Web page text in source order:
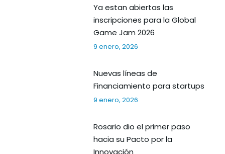
Ya estan abiertas las
inscripciones para la Global
Game Jam 2026
9 enero, 2026
Nuevas líneas de
Financiamiento para startups
9 enero, 2026
Rosario dio el primer paso
hacia su Pacto por la
Innovación